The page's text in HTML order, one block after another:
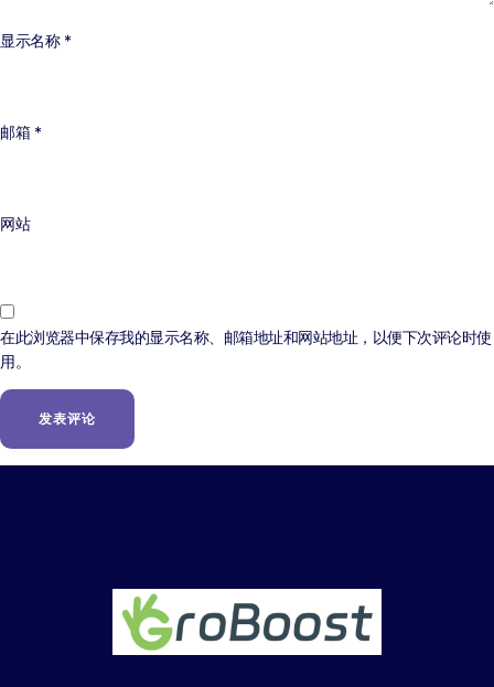
显示名称 *
邮箱 *
网站
在此浏览器中保存我的显示名称、邮箱地址和网站地址，以便下次评论时使
用。